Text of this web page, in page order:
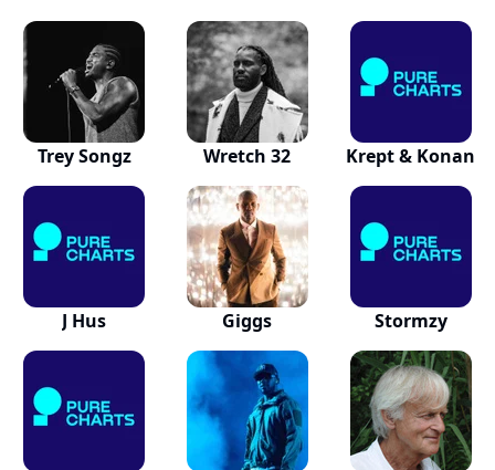
Trey Songz Wretch 32 Krept & Konan
J Hus Giggs Stormzy